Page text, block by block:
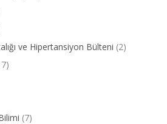
ve Hipertansiyon Bülteni (2)
(7)